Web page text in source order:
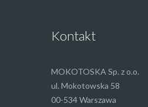
Kontakt
MOKOTOSKA Sp. z o.o.
ul. Mokotowska 58
00-534 Warszawa